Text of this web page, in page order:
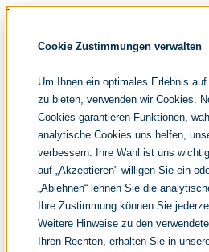
Cookie Zustimmungen verwalten
Um Ihnen ein optimales Erlebnis
zu bieten, verwenden wir Cookies.
Cookies garantieren Funktionen,
analytische Cookies uns helfen,
verbessern. Ihre Wahl ist uns
auf „Akzeptieren" willigen Sie ein
„Ablehnen“ lehnen Sie die
Ihre Zustimmung können Sie
Weitere Hinweise zu den
Ihren Rechten, erhalten Sie in
Navigation überspringen
noventum
IT & Management Consulting
People & Culture
DE
EN
Navigation überspringen
Home
Archiv
Redaktion